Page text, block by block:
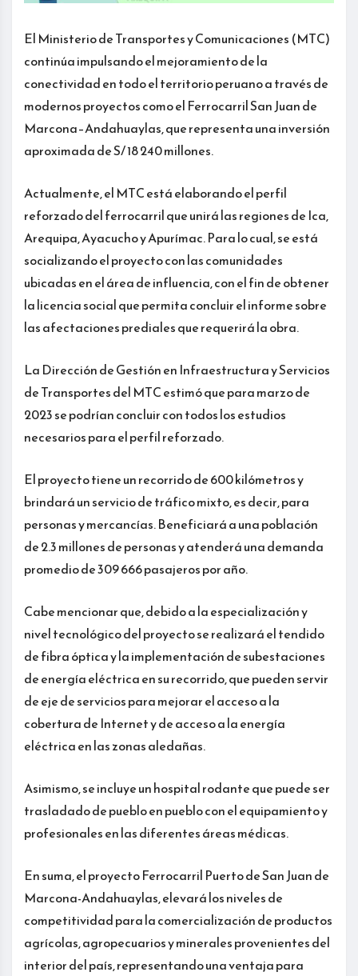
El Ministerio de Transportes y Comunicaciones (MTC)
continúa impulsando el mejoramiento de la
conectividad en todo el territorio peruano a través de
modernos proyectos como el Ferrocarril San Juan de
Marcona–Andahuaylas, que representa una inversión
aproximada de S/ 18 240 millones.
Actualmente, el MTC está elaborando el perfil
reforzado del ferrocarril que unirá las regiones de Ica,
Arequipa, Ayacucho y Apurímac. Para lo cual, se está
socializando el proyecto con las comunidades
ubicadas en el área de influencia, con el fin de obtener
la licencia social que permita concluir el informe sobre
las afectaciones prediales que requerirá la obra.
La Dirección de Gestión en Infraestructura y Servicios
de Transportes del MTC estimó que para marzo de
2023 se podrían concluir con todos los estudios
necesarios para el perfil reforzado.
El proyecto tiene un recorrido de 600 kilómetros y
brindará un servicio de tráfico mixto, es decir, para
personas y mercancías. Beneficiará a una población
de 2.3 millones de personas y atenderá una demanda
promedio de 309 666 pasajeros por año.
Cabe mencionar que, debido a la especialización y
nivel tecnológico del proyecto se realizará el tendido
de fibra óptica y la implementación de subestaciones
de energía eléctrica en su recorrido, que pueden servir
de eje de servicios para mejorar el acceso a la
cobertura de Internet y de acceso a la energía
eléctrica en las zonas aledañas.
Asimismo, se incluye un hospital rodante que puede ser
trasladado de pueblo en pueblo con el equipamiento y
profesionales en las diferentes áreas médicas.
En suma, el proyecto Ferrocarril Puerto de San Juan de
Marcona-Andahuaylas, elevará los niveles de
competitividad para la comercialización de productos
agrícolas, agropecuarios y minerales provenientes del
interior del país, representando una ventaja para